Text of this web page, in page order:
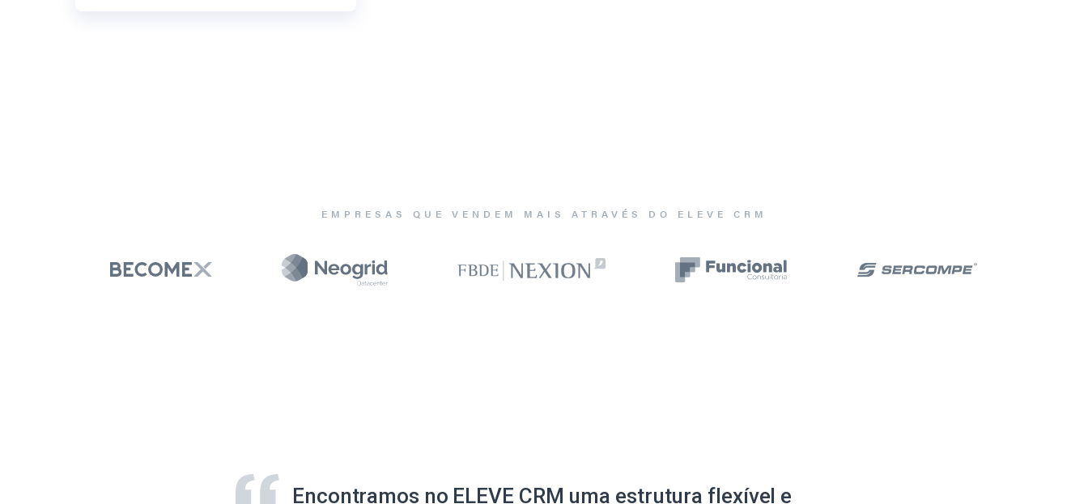
EMPRESAS QUE VENDEM MAIS ATRAVÉS DO ELEVE CRM
Encontramos no ELEVE CRM uma estrutura flexível e